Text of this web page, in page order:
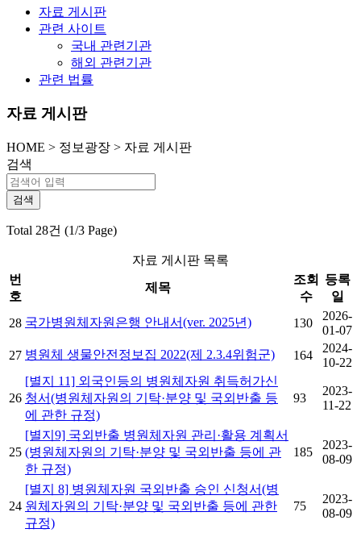
자료 게시판
관련 사이트
국내 관련기관
해외 관련기관
관련 법률
자료 게시판
HOME > 정보광장 > 자료 게시판
검색
Total 28건 (1/3 Page)
자료 게시판 목록
번
호
제목
조회
수
등록
일
28 국가병원체자원은행 안내서(ver. 2025년) 130
2026-
01-07
27 병원체 생물안전정보집 2022(제 2.3.4위험군) 164
2024-
10-22
26
[별지 11] 외국인등의 병원체자원 취득허가신
청서(병원체자원의 기탁·분양 및 국외반출 등
에 관한 규정)
93
2023-
11-22
25
[별지9] 국외반출 병원체자원 관리·활용 계획서
(병원체자원의 기탁·분양 및 국외반출 등에 관
한 규정)
185
2023-
08-09
24
[별지 8] 병원체자원 국외반출 승인 신청서(병
원체자원의 기탁·분양 및 국외반출 등에 관한
규정)
75
2023-
08-09